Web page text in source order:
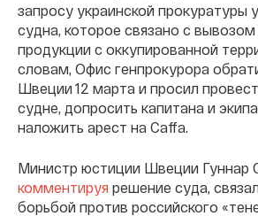
запросу украинской прокуратуры
судна, которое связано с вывозом
продукции с оккупированной
словам, Офис генпрокурора
Швеции 12 марта и просил
судне, допросить капитана и
наложить арест на Caffa.
Министр юстиции Швеции Гуннар
комментируя решение суда,
борьбой против российского